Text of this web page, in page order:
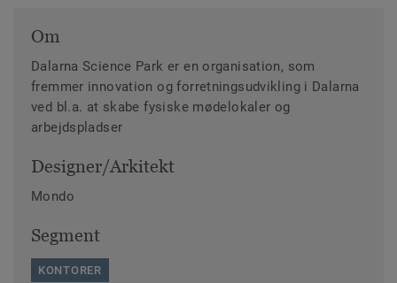
Om
Dalarna Science Park er en organisation, som
fremmer innovation og forretningsudvikling i Dalarna
ved bl.a. at skabe fysiske mødelokaler og
arbejdspladser
Designer/Arkitekt
Mondo
Segment
KONTORER